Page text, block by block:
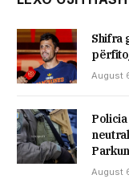
Shifra
August
August